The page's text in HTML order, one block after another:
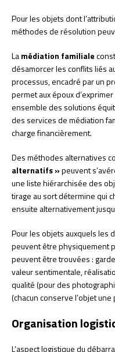
Pour les objets dont
méthodes de résolution
Lamédiation familiale
désamorcer les conflits liés
processus, encadré par un
permet aux époux
ensemble des solutions
des services de médiation
charge financièrement.
Des méthodes alternatives
alternatifs »peuvent
une liste hiérarchisée des
tirage au sort détermine qui
ensuite alternativement
Pour les objets auxquels les
peuvent être physiquement
peuvent être trouvées :
valeur sentimentale,
qualité (pour des
(chacun conserve l’objet une
Organisation
L’aspect logistique du